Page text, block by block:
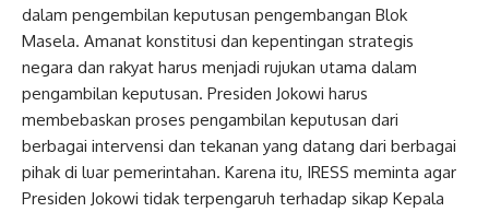
dalam pengembilan keputusan pengembangan Blok
Masela. Amanat konstitusi dan kepentingan strategis
negara dan rakyat harus menjadi rujukan utama dalam
pengambilan keputusan. Presiden Jokowi harus
membebaskan proses pengambilan keputusan dari
berbagai intervensi dan tekanan yang datang dari berbagai
pihak di luar pemerintahan. Karena itu, IRESS meminta agar
Presiden Jokowi tidak terpengaruh terhadap sikap Kepala